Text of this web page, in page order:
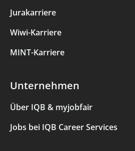
Jurakarriere
Wiwi-Karriere
MINT-Karriere
Unternehmen
Über IQB & myjobfair
Jobs bei IQB Career Services